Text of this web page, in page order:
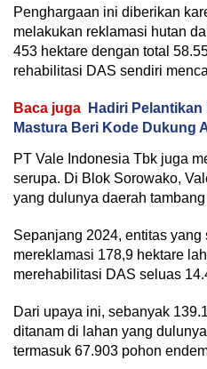
Penghargaan ini diberikan
melakukan reklamasi hutan
453 hektare dengan total
rehabilitasi DAS sendiri
Baca juga
Hadiri
Mastura Beri Kode Dukung
PT Vale Indonesia Tbk juga
serupa. Di Blok Sorowako,
yang dulunya daerah
Sepanjang 2024, entitas
mereklamasi 178,9 hektare
merehabilitasi DAS seluas
Dari upaya ini, sebanyak
ditanam di lahan yang
termasuk 67.903 pohon